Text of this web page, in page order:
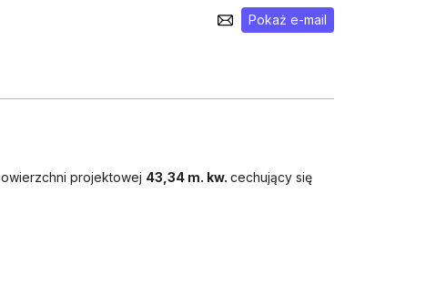
Pokaż e-mail
projektowej 43,34 m. kw. cechujący się